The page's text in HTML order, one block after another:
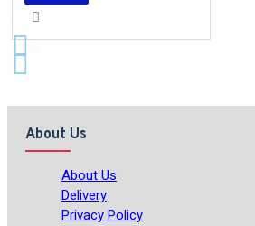
About Us
About Us
Delivery
Privacy Policy